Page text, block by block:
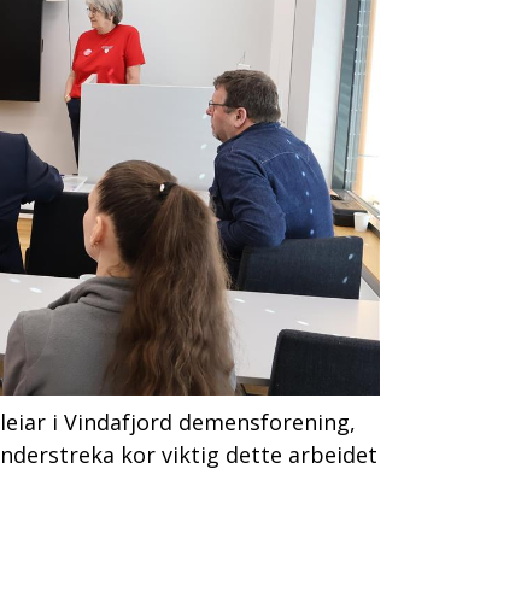
i Vindafjord demensforening,
kor viktig dette arbeidet